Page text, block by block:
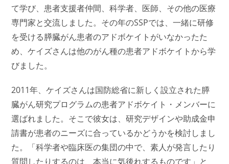
て学び、患者支援者仲間、科学者、医師、その他の医療
専門家と交流しました。その年のSSPでは、一緒に研修
を受ける膵臓がん患者のアドボケイトがいなかったた
め、ケイズさんは他のがん種の患者アドボケイトから学
びました。
2011年、ケイズさんは国防総省に新しく設立された膵
臓がん研究プログラムの患者アドボケイト・メンバーに
選ばれました。そこで彼女は、研究デザインや助成金申
請書が患者のニーズに合っているかどうかを検討しまし
た。「科学者や臨床医の集団の中で、素人が発言したり
質問したりするのは、本当に気後れするものです」と